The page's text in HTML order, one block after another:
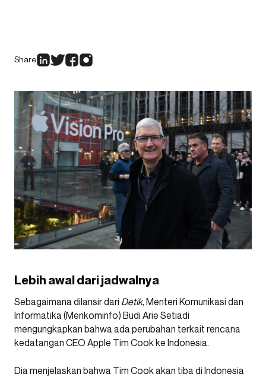
Share
Lebih awal dari jadwalnya
Sebagaimana dilansir dari Detik, Menteri Komunikasi dan
Informatika (Menkominfo) Budi Arie Setiadi
mengungkapkan bahwa ada perubahan terkait rencana
kedatangan CEO Apple Tim Cook ke Indonesia.
Dia menjelaskan bahwa Tim Cook akan tiba di Indonesia